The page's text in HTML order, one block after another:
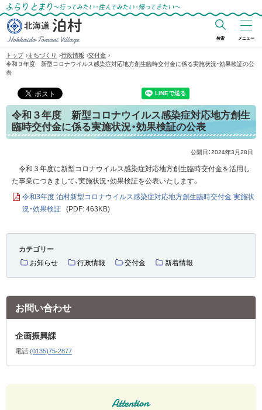
ふらりとまり～行ってみたい・住んでみた
い・帰ってきたい～
北海道 泊村
Hokkaido Tomari
検索 メニュー
トップ ›まちづくり ›行政情報 ›交付金 ›
令和３年度 新型コロナウイルス感染症対応地方創生臨時交付金に係る実施状況・効果検証の公
表
令和３年度 新型コロナウイルス感染症対応地方創生
臨時交付金に係る実施状況・効果検証の公表
公開日：2024年3月28日
令和３年度に新型コロナウイルス感染症対応地方創生臨時交付金を活用し
た事業につきまして、実施状況・効果検証を公表いたします。
令和3年度 泊村新型コロナウイルス感染症対応地方創生臨時交付金 実施状
況・効果検証
(PDF: 463KB)
カテゴリー
お知らせ
行政情報 交付金 新着情報
お問い合わせ
企画振興課
電話:(0135)75-2877